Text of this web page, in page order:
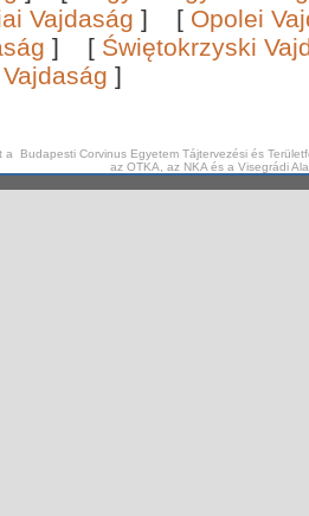
Vajdaság ] [ Opolei
] [ Świętokrzyski
]
a Budapesti Corvinus Egyetem Tájtervezési és
az OTKA, az NKA és a Visegrádi